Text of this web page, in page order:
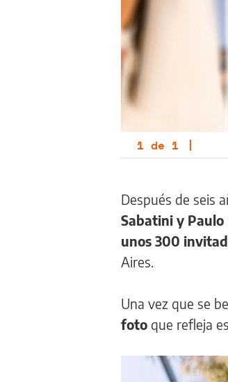
1 de 1 |
Después de seis
Sabatini y Paulo
unos 300
Aires.
Una vez que se
foto que refleja